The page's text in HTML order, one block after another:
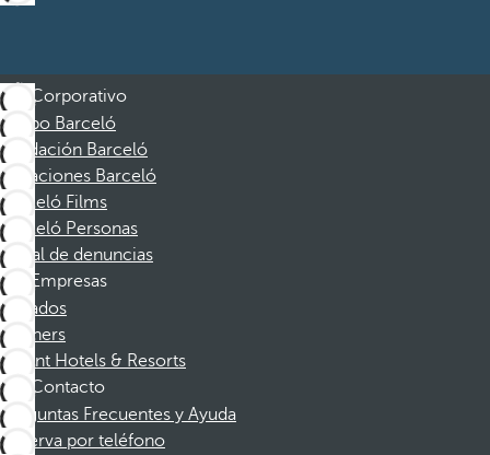
Corporativo
Grupo Barceló
Fundación Barceló
Vacaciones Barceló
Barceló Films
Barceló Personas
Canal de denuncias
Empresas
Afiliados
Partners
Dorint Hotels & Resorts
Contacto
Preguntas Frecuentes y Ayuda
Reserva por teléfono